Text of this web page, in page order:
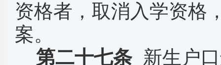
资格者，取消入学资格
案。
第二十七条 新生户